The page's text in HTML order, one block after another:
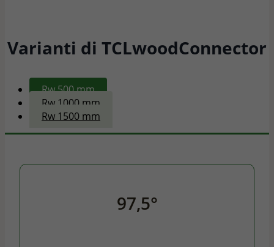
Varianti di TCLwoodConnector
Rw 500 mm
Rw 1000 mm
Rw 1500 mm
97,5°